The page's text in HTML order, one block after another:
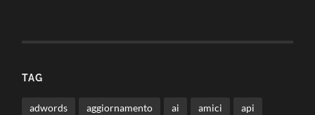
TAG
adwords aggiornamento ai amici api